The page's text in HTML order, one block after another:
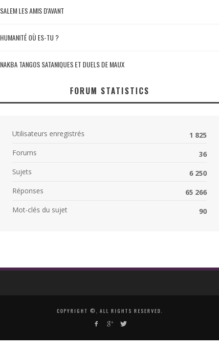
SALEM LES AMIS D'AVANT
HUMANITÉ OÙ ES-TU ?
NAKBA TANGOS SATANIQUES ET DUELS DE MAUX
FORUM STATISTICS
Utilisateurs enregistrés
1 825
Forums
36
Sujets
6 250
Réponses
65 266
Mot-clés du sujet
90
COPYRIGHT ©, ALL RIGHTS RESERVED.